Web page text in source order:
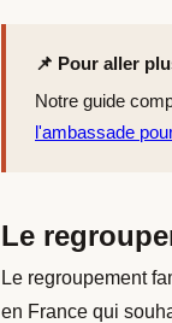
📌 Pour aller
Notre guide
l'ambassade
Le
Le regroupement
en France qui